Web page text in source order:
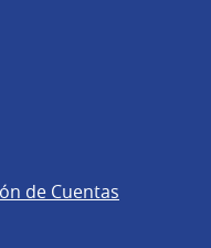
de Cuentas